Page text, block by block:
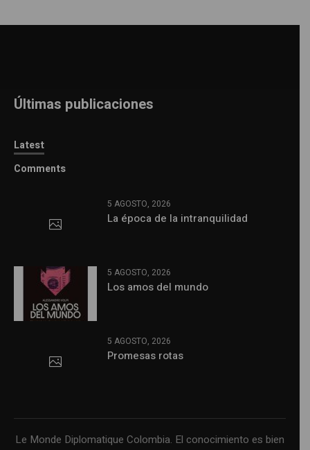
Últimas publicaciones
Latest
Comments
5 AGOSTO, 2026
La época de la intranquilidad
5 AGOSTO, 2026
Los amos del mundo
5 AGOSTO, 2026
Promesas rotas
Le Monde Diplomatique Colombia. El conocimiento es bien